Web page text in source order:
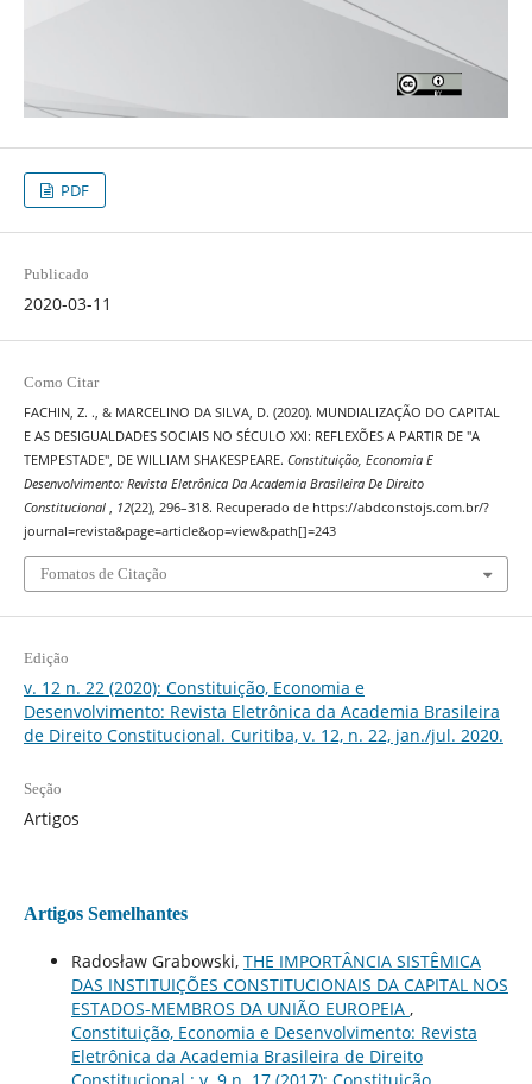
PDF
Publicado
2020-03-11
Como Citar
FACHIN, Z. ., & MARCELINO DA SILVA, D. (2020). MUNDIALIZAÇÃO DO CAPITAL
E AS DESIGUALDADES SOCIAIS NO SÉCULO XXI: REFLEXÕES A PARTIR DE "A
TEMPESTADE", DE WILLIAM SHAKESPEARE. Constituição, Economia E
Desenvolvimento: Revista Eletrônica Da Academia Brasileira De Direito
Constitucional , 12(22), 296–318. Recuperado de https://abdconstojs.com.br/?
journal=revista&page=article&op=view&path[]=243
Fomatos de Citação
Edição
v. 12 n. 22 (2020): Constituição, Economia e
Desenvolvimento: Revista Eletrônica da Academia Brasileira
de Direito Constitucional. Curitiba, v. 12, n. 22, jan./jul. 2020.
Seção
Artigos
Artigos Semelhantes
Radosław Grabowski, THE IMPORTÂNCIA SISTÊMICA
DAS INSTITUIÇÕES CONSTITUCIONAIS DA CAPITAL NOS
ESTADOS-MEMBROS DA UNIÃO EUROPEIA ,
Constituição, Economia e Desenvolvimento: Revista
Eletrônica da Academia Brasileira de Direito